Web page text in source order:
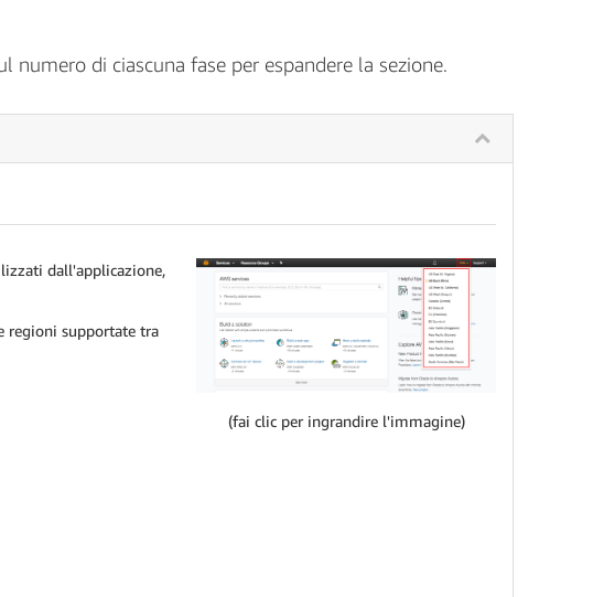
di ciascuna fase per espandere la sezione.
dall'applicazione,
regioni supportate tra
(fai clic per ingrandire l'immagine)